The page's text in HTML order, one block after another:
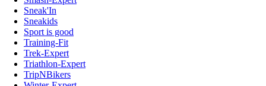
Sneak'In
Sneakids
Sport is good
Training-Fit
Trek-Expert
Triathlon-Expert
TripNBikers